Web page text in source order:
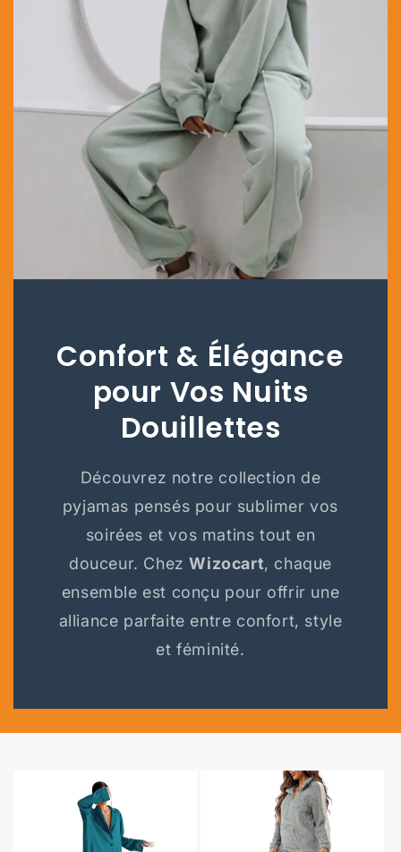
Confort & Élégance
pour Vos Nuits
Douillettes
Découvrez notre collection de
pyjamas pensés pour sublimer vos
soirées et vos matins tout en
douceur. ChezWizocart, chaque
ensemble est conçu pour offrir une
alliance parfaite entre confort, style
et féminité.